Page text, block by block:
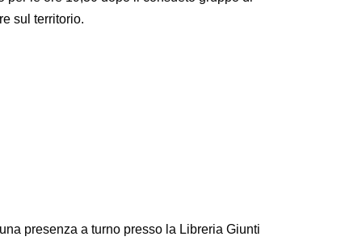
sul territorio.
presenza a turno presso la Libreria Giunti